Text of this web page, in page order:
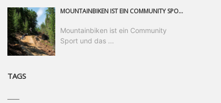
MOUNTAINBIKEN IST EIN COMMUNITY SPORT UND DAS BEWEIST SICH IN DER BIKE REPUBLIC SÖLDEN GERADE EINDRUCKSVOLL AUF ALLEN LEVELN. FREERIDE PROFI, SHAPERIN UND FRISCH GEWÄHLTE SWATCH NINES MVP VERO SANDLER IST BEGEISTERT VON DER VIELFALT DER BIKE DESTINATION, DER NEUEN JUMPLINE UND PLÄDIERT FÜR MUT BEI (FRAUEN) COMMUNITIES. VERO UND IHR VERLOBTER SAM HODGES VERBRINGEN MEHRERE MONATE IN DER BIKE REPUBLIC UND LASSEN UNS DARAN TEILHABEN. UM COMMUNITY GEHT ES AUCH BEI DER PARTNERSCHAFT ZWISCHEN SÖLDEN UND DEM NEUEN RIDERS PARK DONOVALY IN DER SLOWAKEI: DER DORTIGE TOURISMUSDIREKTOR JIRI PEC IST ÜBERZEUGT: VON MEHR BIKEPARKS PROFITIERT DIE GANZE MTB-SZENE – UND MIT DOMINIK LINSER, GESCHÄFTSFÜHRER DER BRS, HAT ER DAMIT DEN PERFEKTEN PARTNER GEFUNDEN.
Mountainbiken ist ein Community
Sport und das ...
TAGS